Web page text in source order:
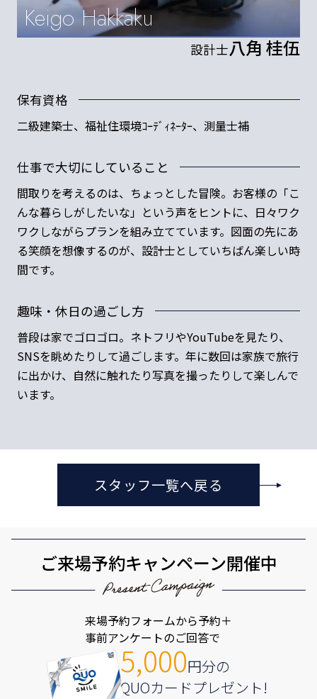
Keigo Hakkaku
設計士八角 桂伍
保有資格
二級建築士、福祉住環境ｺｰﾃﾞｨﾈｰﾀｰ、測量士補
仕事で大切にしていること
間取りを考えるのは、ちょっとした冒険。お客様の「こ
んな暮らしがしたいな」という声をヒントに、日々ワク
ワクしながらプランを組み立てています。図面の先にあ
る笑顔を想像するのが、設計士としていちばん楽しい時
間です。
趣味・休日の過ごし方
普段は家でゴロゴロ。ネトフリやYouTubeを見たり、
SNSを眺めたりして過ごします。年に数回は家族で旅行
に出かけ、自然に触れたり写真を撮ったりして楽しんで
います。
スタッフ一覧へ戻る
ご来場予約キャンペーン開催中
5,000円分の
QUOカードプレゼント!
来場予約フォームから予約＋
事前アンケートのご回答で